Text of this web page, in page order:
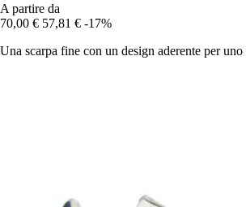
A partire da
70,00 € 57,81 € -17%
Una scarpa fine con un design aderente per uno